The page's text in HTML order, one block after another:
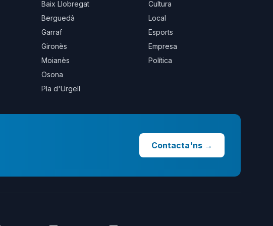
Baix Llobregat
Berguedà
Garraf
Gironès
Moianès
Osona
Pla d'Urgell
Cultura
Local
Esports
Empresa
Política
Contacta'ns →